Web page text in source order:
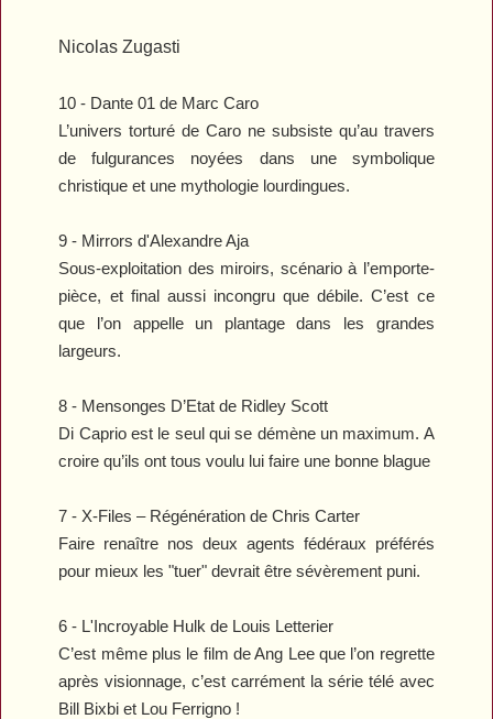
Nicolas Zugasti
10 - Dante 01 de Marc Caro
L’univers torturé de Caro ne subsiste qu’au travers
de fulgurances noyées dans une symbolique
christique et une mythologie lourdingues.
9 - Mirrors d'Alexandre Aja
Sous-exploitation des miroirs, scénario à l’emporte-
pièce, et final aussi incongru que débile. C’est ce
que l’on appelle un plantage dans les grandes
largeurs.
8 - Mensonges D’Etat de Ridley Scott
Di Caprio est le seul qui se démène un maximum. A
croire qu’ils ont tous voulu lui faire une bonne blague
7 - X-Files – Régénération de Chris Carter
Faire renaître nos deux agents fédéraux préférés
pour mieux les "tuer" devrait être sévèrement puni.
6 - L'Incroyable Hulk de Louis Letterier
C’est même plus le film de Ang Lee que l’on regrette
après visionnage, c’est carrément la série télé avec
Bill Bixbi et Lou Ferrigno !